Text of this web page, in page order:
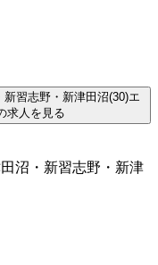
習志野・新津田沼(30)エ
求人を見る
沼・新習志野・新津